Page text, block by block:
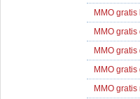
MMO
MMO
MMO
MMO gratis
MMO